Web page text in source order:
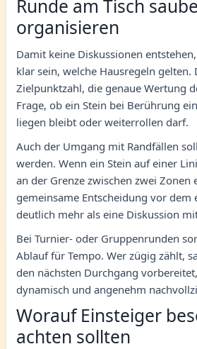
Runde am Tisch
organisieren
Damit keine Diskussionen
klar sein, welche Hausregeln gelten.
Zielpunktzahl, die genaue Wertung
Frage, ob ein Stein bei Berührung
liegen bleibt oder weiterrollen darf.
Auch der Umgang mit Randfällen
werden. Wenn ein Stein auf einer
an der Grenze zwischen zwei Zonen
gemeinsame Entscheidung vor dem
deutlich mehr als eine Diskussion
Bei Turnier- oder Gruppenrunden
Ablauf für Tempo. Wer zügig zählt,
den nächsten Durchgang
dynamisch und angenehm
Worauf Einsteiger
achten sollten